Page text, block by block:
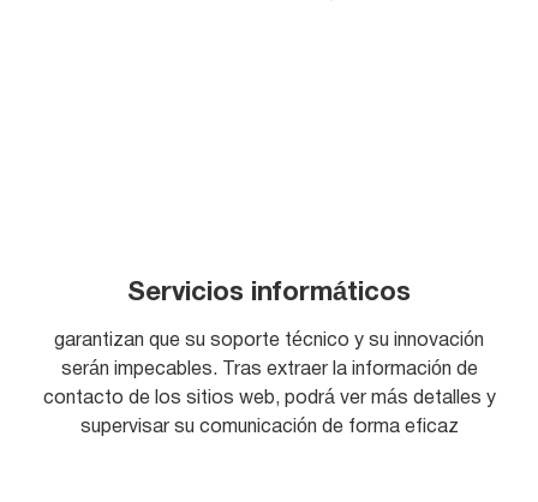
Servicios informáticos
garantizan que su soporte técnico y su innovación
serán impecables. Tras extraer la información de
contacto de los sitios web, podrá ver más detalles y
supervisar su comunicación de forma eficaz